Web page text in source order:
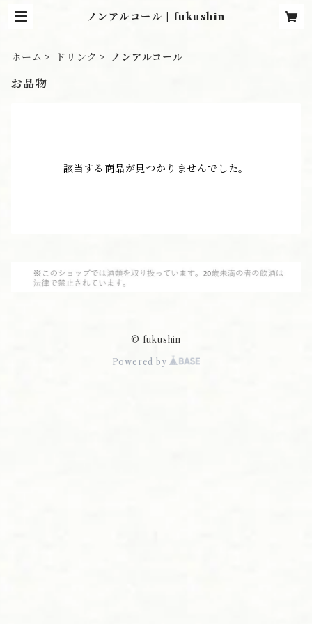
ノンアルコール | fukushin
ホーム ドリンク ノンアルコール
お品物
該当する商品が見つかりませんでした。
© fukushin
Powered by